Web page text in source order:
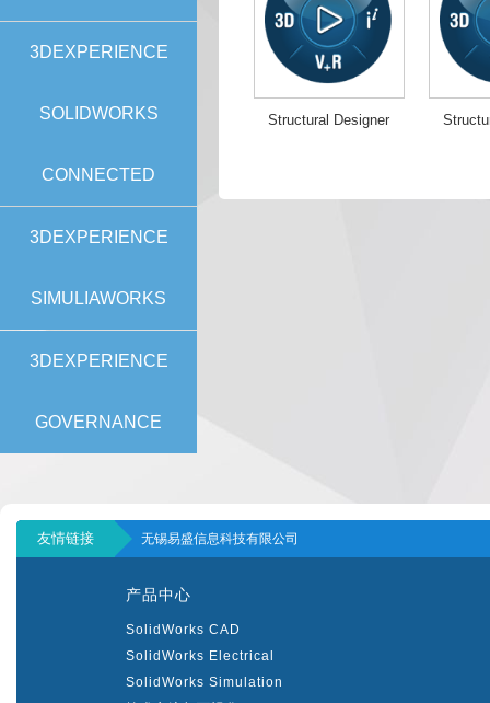
3DEXPERIENCE
SOLIDWORKS
CONNECTED
3DEXPERIENCE
SIMULIAWORKS
3DEXPERIENCE
GOVERNANCE
Structural Designer
友情链接 无锡易盛信息科技有限公司
产品中心
SolidWorks CAD
SolidWorks Electrical
SolidWorks Simulation